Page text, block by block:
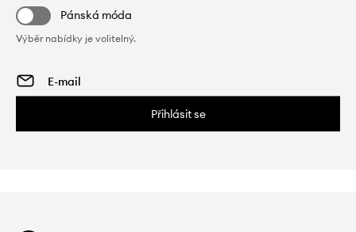
Pánská móda
Výběr nabídky je volitelný.
Přihlásit se